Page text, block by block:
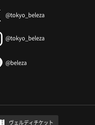
@tokyo_beleza
@tokyo_beleza
@beleza
ヴェルディチケット